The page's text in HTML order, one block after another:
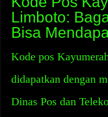
Limboto:
Bisa
Kode pos
didapatkan dengan
Dinas Pos dan